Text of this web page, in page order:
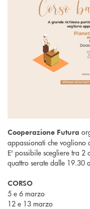
Cooperazione Futura
appassionati che vogliono
E' possibile scegliere tra
quattro serate dalle 19.30
CORSO
5 e 6 marzo
12 e 13 marzo